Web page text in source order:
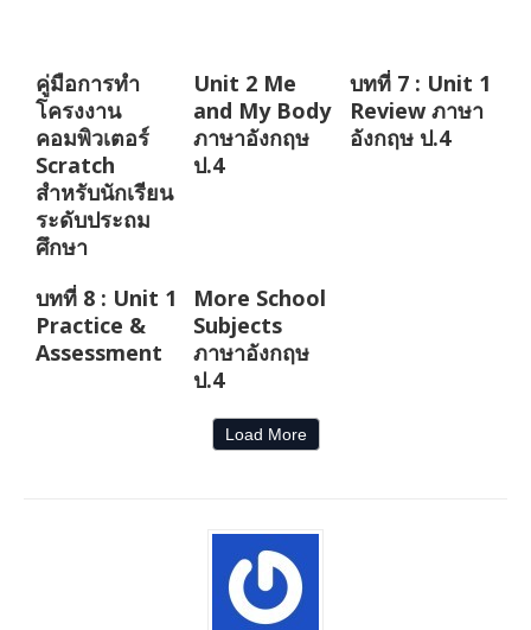
คู่มือการทำ
โครงงาน
คอมพิวเตอร์
Scratch
สำหรับนักเรียน
ระดับประถม
ศึกษา
Unit 2 Me
and My Body
ภาษาอังกฤษ
ป.4
บทที่ 7 : Unit 1
Review ภาษา
อังกฤษ ป.4
บทที่ 8 : Unit 1
Practice &
Assessment
More School
Subjects
ภาษาอังกฤษ
ป.4
Load More